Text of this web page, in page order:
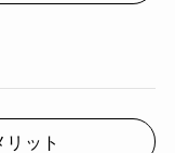
ット